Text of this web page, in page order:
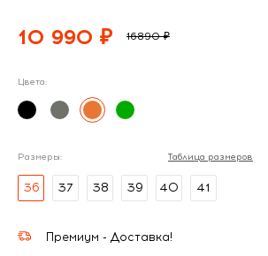
10 990 ₽ 16890 ₽
Цвета:
Размеры: Таблица размеров
36 37 38 39 40 41
Премиум - Доставка!